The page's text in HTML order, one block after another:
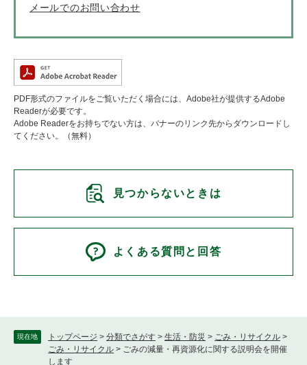
現在地 トップページ > 分類でさがす > 生活・防災 > ごみ・リサイクル >
ごみ・リサイクル > ごみの減量・再資源化に関する説明会を開催
します
メールでのお問い合わせ
PDF形式のファイルをご覧いただく場合には、Adobe社が提供するAdobe
Readerが必要です。
Adobe Readerをお持ちでない方は、バナーのリンク先からダウンロードし
てください。（無料）
見つからないときは
よくある質問と回答